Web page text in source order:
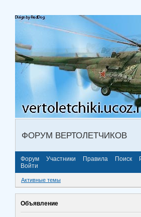
ФОРУМ ВЕРТОЛЕТЧИКОВ
Форум Участники Правила Поиск
Войти
Активные темы
Объявление